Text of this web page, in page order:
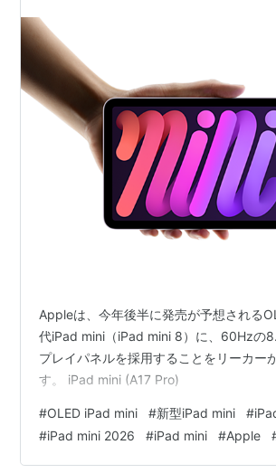
Appleは、今年後半に発売が予想される
代iPad mini（iPad mini 8）に、60Hzの
プレイパネルを採用することをリーカー
す。 iPad mini (A17 Pro)
#OLED iPad mini #新型iPad mini #
#iPad mini 2026 #iPad mini #Apple